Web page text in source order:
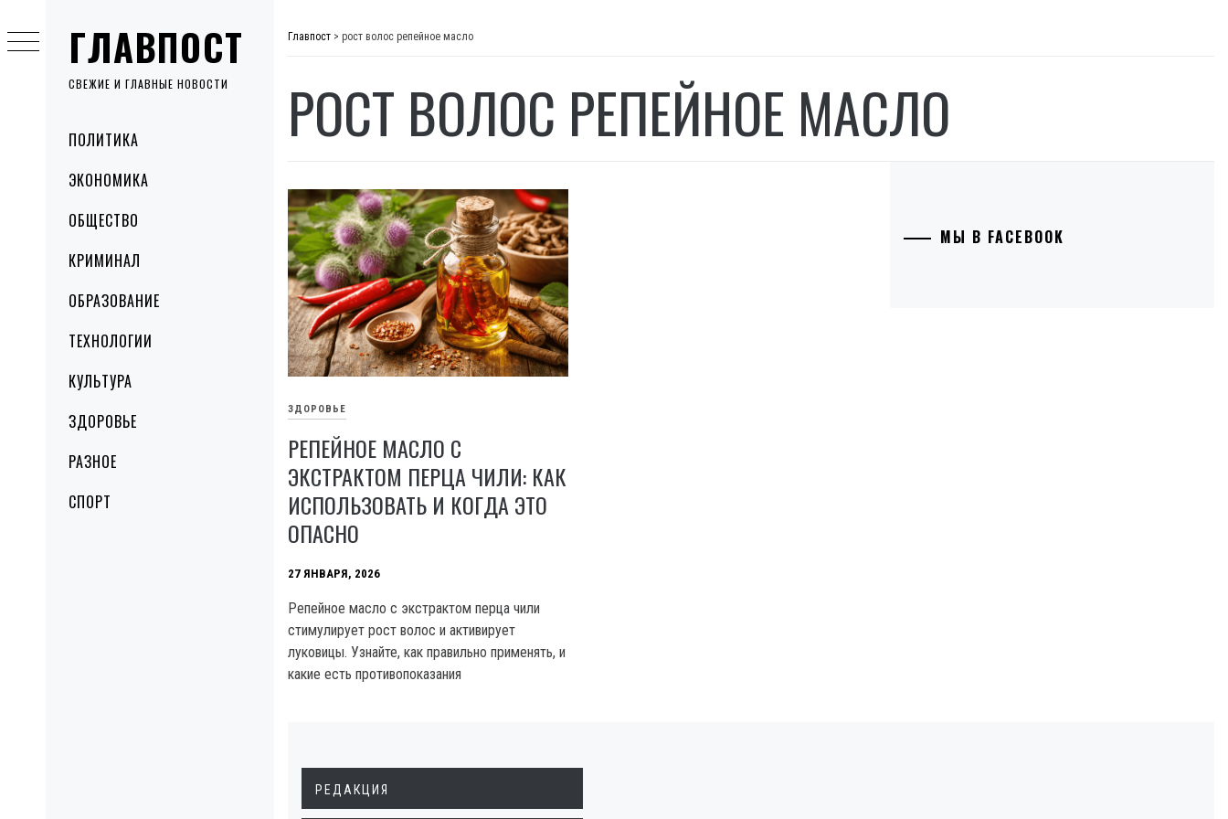
ГЛАВПОСТ
СВЕЖИЕ И ГЛАВНЫЕ НОВОСТИ
MenuПОЛИТИКА
ЭКОНОМИКА
ОБЩЕСТВО
КРИМИНАЛ
ОБРАЗОВАНИЕ
ТЕХНОЛОГИИ
КУЛЬТУРА
ЗДОРОВЬЕ
РАЗНОЕ
СПОРТ
to
content
Главпост > рост волос репейное масло
РОСТ ВОЛОС РЕПЕЙНОЕ МАСЛО
ЗДОРОВЬЕ
РЕПЕЙНОЕ МАСЛО С
ЭКСТРАКТОМ ПЕРЦА ЧИЛИ: КАК
ИСПОЛЬЗОВАТЬ И КОГДА ЭТО
ОПАСНО
27 ЯНВАРЯ, 2026
Репейное масло с экстрактом перца чили
стимулирует рост волос и активирует
луковицы. Узнайте, как правильно применять, и
какие есть противопоказания
МЫ В FACEBOOK
РЕДАКЦИЯ